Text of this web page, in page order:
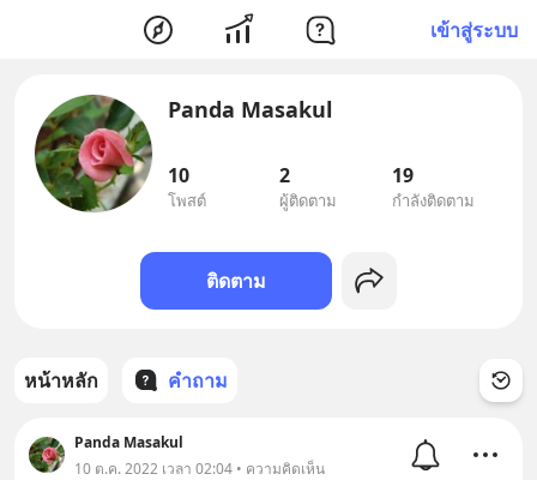
เข้าสู่ระบบ
Panda Masakul
10
โพสต์
2
ผู้ติดตาม
19
กำลังติดตาม
ติดตาม
หน้าหลัก คำถาม
Panda Masakul
10 ต.ค. 2022 เวลา 02:04 • ความคิดเห็น